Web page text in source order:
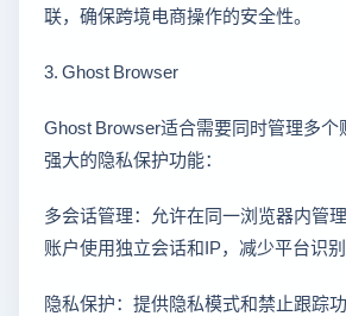
联，确保跨境电商操作的安全性。
3. Ghost Browser
Ghost Browser适合需要同时管理多
强大的隐私保护功能：
多会话管理：允许在同一浏览器内管
账户使用独立会话和IP，减少平台识别
隐私保护：提供隐私模式和禁止跟踪